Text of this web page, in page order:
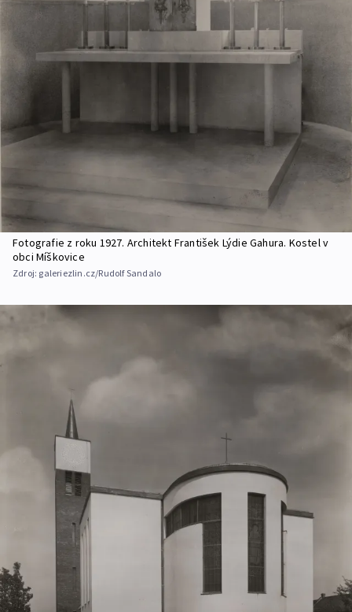
Fotografie z roku 1927. Architekt František Lýdie Gahura. Kostel v
obci Míškovice
Zdroj: galeriezlin.cz/Rudolf Sandalo